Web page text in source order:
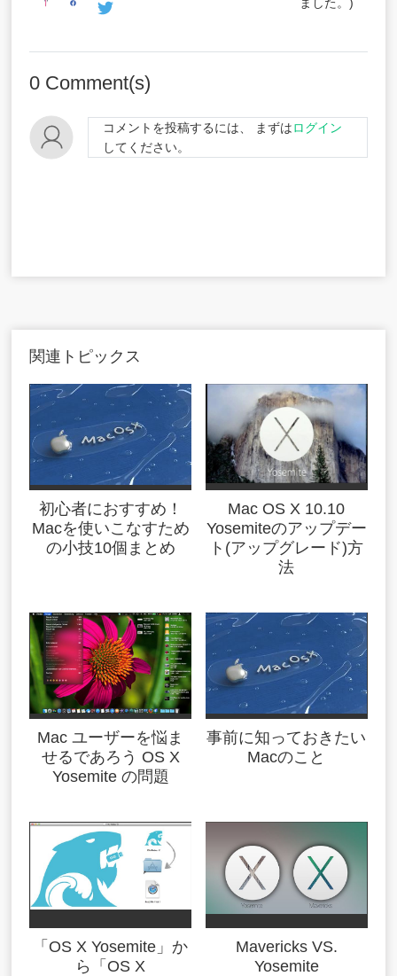
0 Comment(s)
コメントを投稿するには、 まずはログイン
してください。
関連トピックス
初心者におすすめ！
Macを使いこなすため
の小技10個まとめ
Mac OS X 10.10
Yosemiteのアップデー
ト(アップグレード)方
法
Mac ユーザーを悩ま
せるであろう OS X
Yosemite の問題
事前に知っておきたい
Macのこと
「OS X Yosemite」か
ら「OS X
Mavericks VS.
Yosemite